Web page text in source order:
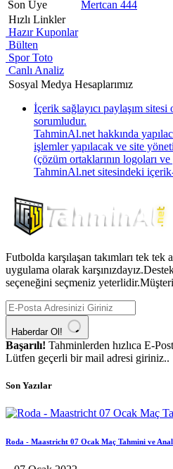
Son Üye
Mertcan 444
Hızlı Linkler
Hazır Kuponlar
Bülten
Spor Toto
Canlı Analiz
Sosyal Medya Hesaplarımız
İçerik sağlayıcı paylaşım
sorumludur.
TahminAl.net hakkında
işlemler yapılacak ve site
(çözüm ortaklarının logoları
TahminAl.net sitesindeki
Futbolda karşılaşan takımları tek
uygulama olarak
seçeneğini seçmeniz
Haberdar Ol!
Başarılı! Tahminlerden hızlıca E-
Lütfen geçerli bir mail adresi giriniz..
Son Yazılar
Roda - Maastricht 07 Ocak Maç Tahmini ve